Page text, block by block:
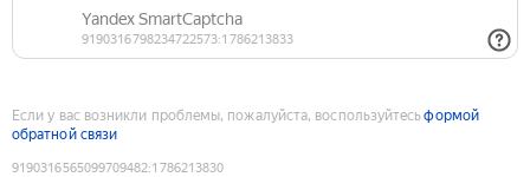
Если у вас возникли проблемы, пожалуйста, воспользуйтесьформой
обратной связи
9190316565099709482:1786213830